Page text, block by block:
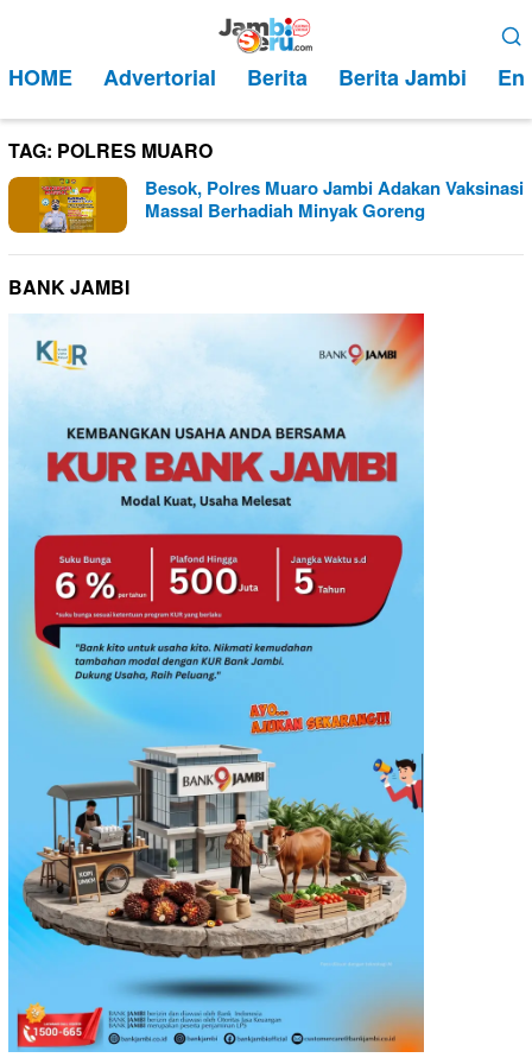
kontenMobile
HOME Advertorial Berita Berita Jambi
TAG: POLRES MUARO
Besok, Polres Muaro Jambi Adakan Vaksinasi
Massal Berhadiah Minyak Goreng
BANK JAMBI